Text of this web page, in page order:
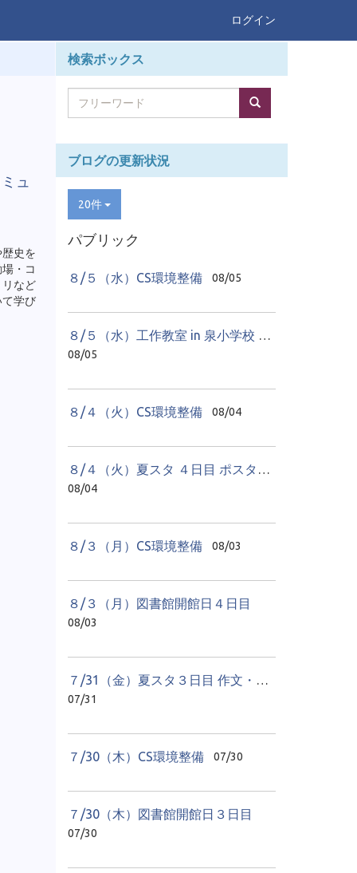
ログイン
ュ
史を
・コ
など
学び
検索ボックス
ブログの更新状況
20件
パブリック
８/５（水）CS環境整備 08/05
８/５（水）工作教室 in 泉小学校 ２日目
08/05
８/４（火）CS環境整備 08/04
８/４（火）夏スタ ４日目 ポスター教室
08/04
８/３（月）CS環境整備 08/03
８/３（月）図書館開館日４日目
08/03
７/31（金）夏スタ３日目 作文・感想文教室
07/31
７/30（木）CS環境整備 07/30
７/30（木）図書館開館日３日目
07/30